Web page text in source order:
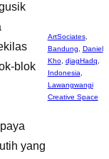
blok
yang
ArtSociates,
Bandung
Daniel
Kho, djagHadq
Indonesia
Lawangwangi
Creative Space